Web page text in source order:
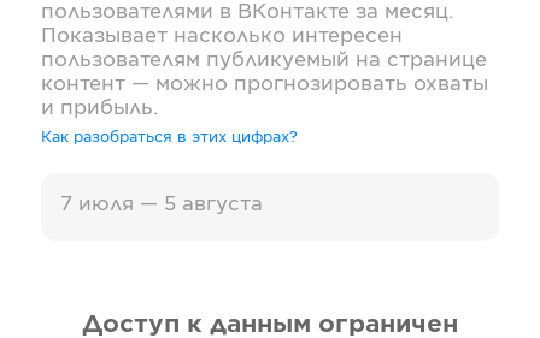
пользователями в ВКонтакте за месяц.
Показывает насколько интересен
пользователям публикуемый на странице
контент — можно прогнозировать охваты
и прибыль.
Как разобраться в этих цифрах?
7 июля — 5 августа
Доступ к данным ограничен